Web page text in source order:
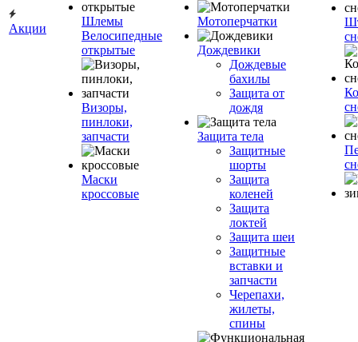
Акции
Шлемы
Велосипедные
открытые
Визоры,
пинлоки,
запчасти
Маски
кроссовые
Мотоперчатки
Дождевики
Дождевые
бахилы
Защита от
дождя
Защита тела
Защитные
шорты
Защита
коленей
Защита
локтей
Защита шеи
Защитные
вставки и
запчасти
Черепахи,
жилеты,
спины